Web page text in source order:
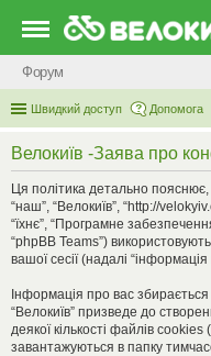
Форум
Швидкий доступ Допомога
Велокиїв -Заява про
Ця політика детально пояснює,
“наш”, “Велокиїв”, “http://
“їхнє”, “Програмне
“phpBB Teams”)
вашої сесії (надалі
Інформація про вас
“Велокиїв” призведе до
деякої кількості файлів
завантажуються в папку